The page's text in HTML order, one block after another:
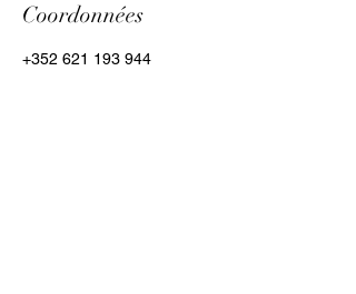
Coordonnées
+352 621 193 944